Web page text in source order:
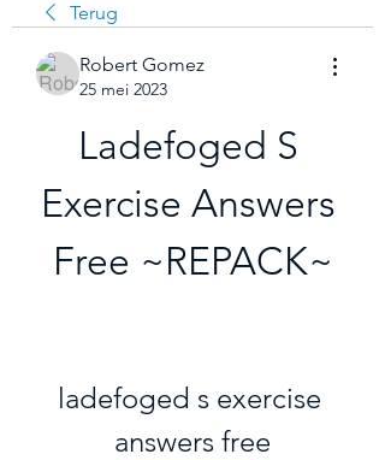
Terug
Robert Gomez
25 mei 2023
Ladefoged S
Exercise Answers
Free ~REPACK~
ladefoged s exercise
answers free